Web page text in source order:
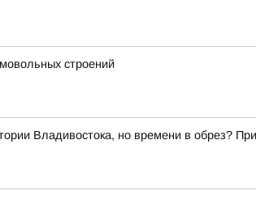
строений
Владивостока, но времени в обрез?